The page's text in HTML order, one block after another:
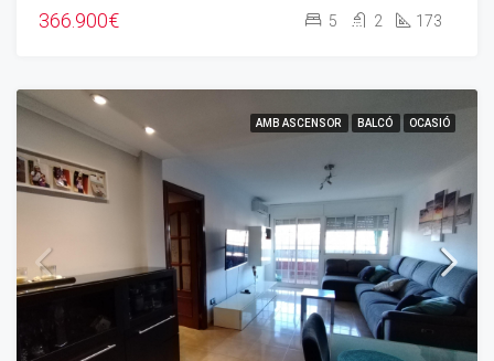
366.900€ 5 2 173
AMB ASCENSOR BALCÓ OCASIÓ